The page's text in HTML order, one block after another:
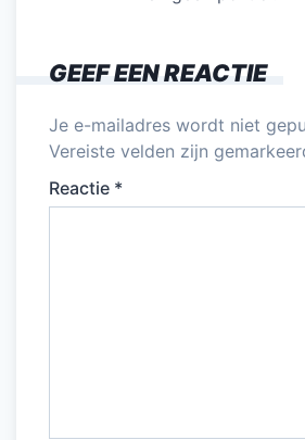
GEEF EEN REACTIE
Je e-mailadres wordt niet
Vereiste velden zijn
Reactie *